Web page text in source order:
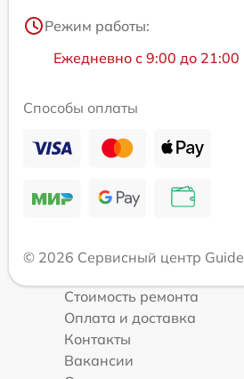
Режим работы:
Ежедневно с 9:00 до 21:00
Способы оплаты
© 2026 Сервисный центр Guide
Стоимость ремонта
Оплата и доставка
Контакты
Вакансии